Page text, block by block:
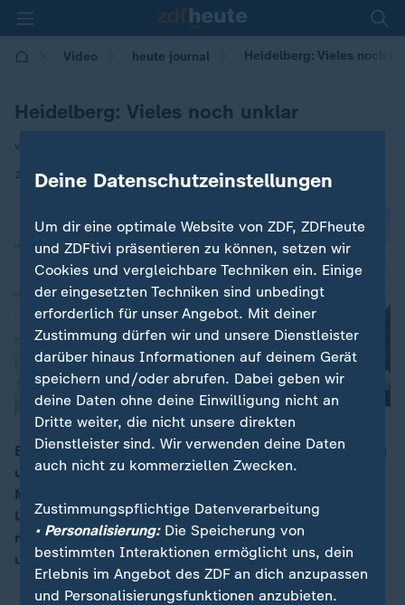
Video heute journal Heidelberg: Vieles noch
Heidelberg: Vieles noch unklar
von Sven Class
24.01.2022 | 22:45
Ein 18-Jähriger schießt in einem Hörsaal in Heidelberg
um sich – tötet eine junge Frau, verletzt weitere
Menschen schwer. Der Tathergang auf dem
Universitätscampus wirkt wie ein Amoklauf, so wie
man es von Schulen kennt. Aber noch ist sehr vieles
unklar.
Deine Datenschutzeinstellungen
Um dir eine optimale Website von ZDF, ZDFheute
und ZDFtivi präsentieren zu können, setzen wir
Cookies und vergleichbare Techniken ein. Einige
der eingesetzten Techniken sind unbedingt
erforderlich für unser Angebot. Mit deiner
Zustimmung dürfen wir und unsere Dienstleister
darüber hinaus Informationen auf deinem Gerät
speichern und/oder abrufen. Dabei geben wir
deine Daten ohne deine Einwilligung nicht an
Dritte weiter, die nicht unsere direkten
Dienstleister sind. Wir verwenden deine Daten
auch nicht zu kommerziellen Zwecken.
Zustimmungspflichtige Datenverarbeitung
• Personalisierung:Die Speicherung von
bestimmten Interaktionen ermöglicht uns, dein
Erlebnis im Angebot des ZDF an dich anzupassen
und Personalisierungsfunktionen anzubieten.